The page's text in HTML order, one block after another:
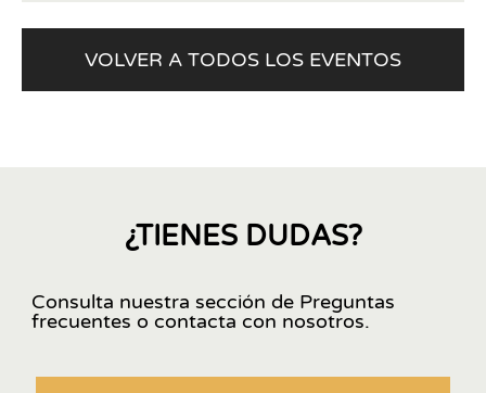
VOLVER A TODOS LOS EVENTOS
¿TIENES DUDAS?
Consulta nuestra sección de Preguntas
frecuentes o contacta con nosotros.